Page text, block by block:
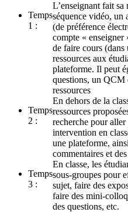
Temps
1 :
L’enseignant fait
séquence vidéo, un
(de préférence
compte « enseigner
de faire cours
ressources aux
plateforme. Il peut
questions, un QCM
ressources
Temps
2 :
En dehors de la
ressources
recherche pour
intervention en
une plateforme,
commentaires et
Temps
3 :
En classe, les
sous-groupes pour
sujet, faire des
faire des mini-
des questions, etc.